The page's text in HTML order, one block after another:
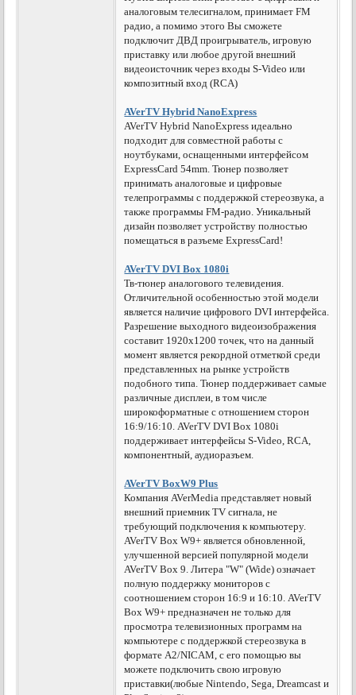
аналоговым телесигналом, принимает FM
радио, а помимо этого Вы сможете
подключит ДВД проигрыватель, игровую
приставку или любое другой внешний
видеоисточник через входы S-Video или
композитный вход (RCA)
AVerTV Hybrid NanoExpress
AVerTV Hybrid NanoExpress идеально
подходит для совместной работы с
ноутбуками, оснащенными интерфейсом
ExpressCard 54mm. Тюнер позволяет
принимать аналоговые и цифровые
телепрограммы с поддержкой стереозвука, а
также программы FM-радио. Уникальный
дизайн позволяет устройству полностью
помещаться в разъеме ExpressCard!
AVerTV DVI Box 1080i
Тв-тюнер аналогового телевидения.
Отличительной особенностью этой модели
является наличие цифрового DVI интерфейса.
Разрешение выходного видеоизображения
составит 1920x1200 точек, что на данный
момент является рекордной отметкой среди
представленных на рынке устройств
подобного типа. Тюнер поддерживает самые
различные дисплеи, в том числе
широкоформатные с отношением сторон
16:9/16:10. AVerTV DVI Box 1080i
поддерживает интерфейсы S-Video, RCA,
компонентный, аудиоразъем.
AVerTV BoxW9 Plus
Компания AVerMedia представляет новый
внешний приемник TV сигнала, не
требующий подключения к компьютеру.
AVerTV Box W9+ является обновленной,
улучшенной версией популярной модели
AVerTV Box 9. Литера "W" (Wide) означает
полную поддержку мониторов с
соотношением сторон 16:9 и 16:10. AVerTV
Box W9+ предназначен не только для
просмотра телевизионных программ на
компьютере с поддержкой стереозвука в
формате A2/NICAM, с его помощью вы
можете подключить свою игровую
приставки(любые Nintendo, Sega, Dreamcast и